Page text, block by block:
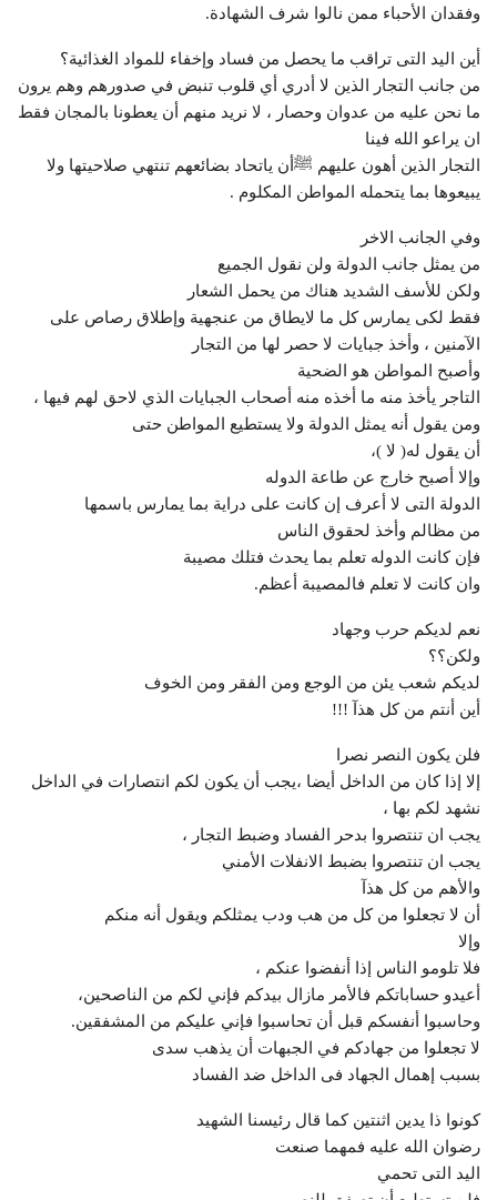
وفقدان الأحباء ممن نالوا شرف الشهادة.
أين اليد التى تراقب ما يحصل من فساد وإخفاء للمواد الغذائية؟
من جانب التجار الذين لا أدري أي قلوب تنبض في صدورهم وهم يرون
ما نحن عليه من عدوان وحصار ، لا نريد منهم أن يعطونا بالمجان فقط
ان يراعو الله فينا
التجار الذين أهون عليهم ﷺأن ياتحاد بضائعهم تنتهي صلاحيتها ولا
يبيعوها بما يتحمله المواطن المكلوم .
وفي الجانب الاخر
من يمثل جانب الدولة ولن نقول الجميع
ولكن للأسف الشديد هناك من يحمل الشعار
فقط لكى يمارس كل ما لايطاق من عنجهية وإطلاق رصاص على
الآمنين ، وأخذ جبايات لا حصر لها من التجار
وأصبح المواطن هو الضحية
التاجر يأخذ منه ما أخذه منه أصحاب الجبايات الذي لاحق لهم فيها ،
ومن يقول أنه يمثل الدولة ولا يستطيع المواطن حتى
أن يقول له( لا )،
وإلا أصبح خارج عن طاعة الدوله
الدولة التى لا أعرف إن كانت على دراية بما يمارس باسمها
من مظالم وأخذ لحقوق الناس
فإن كانت الدوله تعلم بما يحدث فتلك مصيبة
وان كانت لا تعلم فالمصيبة أعظم.
نعم لديكم حرب وجهاد
ولكن؟؟
لديكم شعب يئن من الوجع ومن الفقر ومن الخوف
أين أنتم من كل هذآ !!!
فلن يكون النصر نصرا
إلا إذا كان من الداخل أيضا ،يجب أن يكون لكم انتصارات في الداخل
نشهد لكم بها ،
يجب ان تنتصروا بدحر الفساد وضبط التجار ،
يجب ان تنتصروا بضبط الانفلات الأمني
والأهم من كل هذآ
أن لا تجعلوا من كل من هب ودب يمثلكم ويقول أنه منكم
وإلا
فلا تلومو الناس إذا أنفضوا عنكم ،
أعيدو حساباتكم فالأمر مازال بيدكم فإني لكم من الناصحين،
وحاسبوا أنفسكم قبل أن تحاسبوا فإني عليكم من المشفقين.
لا تجعلوا من جهادكم في الجبهات أن يذهب سدى
بسبب إهمال الجهاد فى الداخل ضد الفساد
كونوا ذا يدين اثنتين كما قال رئيسنا الشهيد
رضوان الله عليه فمهما صنعت
اليد التى تحمي